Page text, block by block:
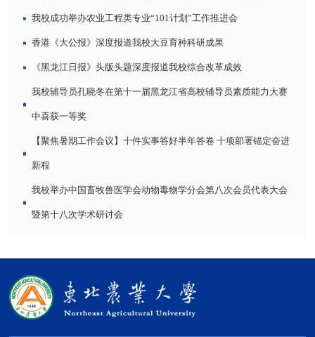
我校成功举办农业工程类专业“101计划”工作推进会
香港《大公报》深度报道我校大豆育种科研成果
《黑龙江日报》头版头题深度报道我校综合改革成效
我校辅导员孔晓冬在第十一届黑龙江省高校辅导员素质能力大赛
中喜获一等奖
【聚焦暑期工作会议】十件实事答好半年答卷 十项部署锚定奋进
新程
我校举办中国畜牧兽医学会动物毒物学分会第八次会员代表大会
暨第十八次学术研讨会